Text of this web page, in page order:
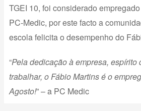
TGEI 10, foi considerado
PC-Medic, por este facto a
escola felicita o desempenho do
“Pela dedicação à empresa, espírito
trabalhar, o Fábio Martins é o
Agosto!” – a PC Medic